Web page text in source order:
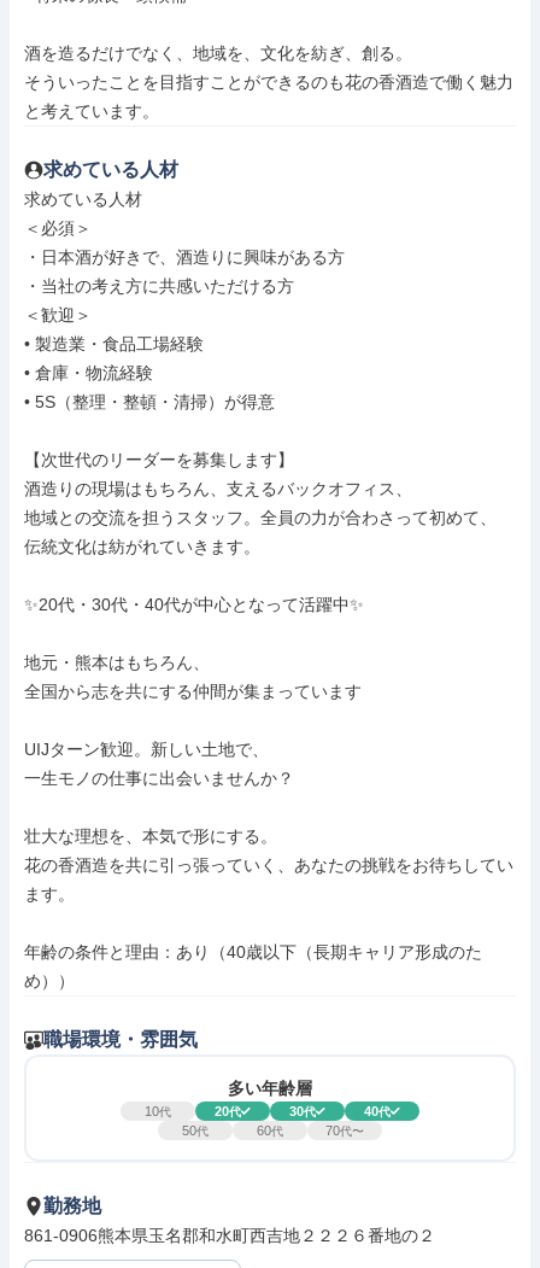
酒を造るだけでなく、地域を、文化を紡ぎ、創る。
そういったことを目指すことができるのも花の香酒造で働く魅力
と考えています。
求めている人材
求めている人材
＜必須＞
・日本酒が好きで、酒造りに興味がある方
・当社の考え方に共感いただける方
＜歓迎＞
• 製造業・食品工場経験
• 倉庫・物流経験
• 5S（整理・整頓・清掃）が得意
【次世代のリーダーを募集します】
酒造りの現場はもちろん、支えるバックオフィス、
地域との交流を担うスタッフ。全員の力が合わさって初めて、
伝統文化は紡がれていきます。
✨20代・30代・40代が中心となって活躍中✨
地元・熊本はもちろん、
全国から志を共にする仲間が集まっています
UIJターン歓迎。新しい土地で、
一生モノの仕事に出会いませんか？
壮大な理想を、本気で形にする。
花の香酒造を共に引っ張っていく、あなたの挑戦をお待ちしてい
ます。
年齢の条件と理由：あり（40歳以下（長期キャリア形成のた
め））
職場環境・雰囲気
多い年齢層
10代 20代 30代 40代
50代 60代 70代〜
勤務地
861-0906熊本県玉名郡和水町西吉地２２２６番地の２